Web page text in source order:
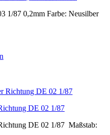
1/87 0,2mm Farbe: Neusilber
DE 02 1/87
DE 02 1/87 Maßstab: